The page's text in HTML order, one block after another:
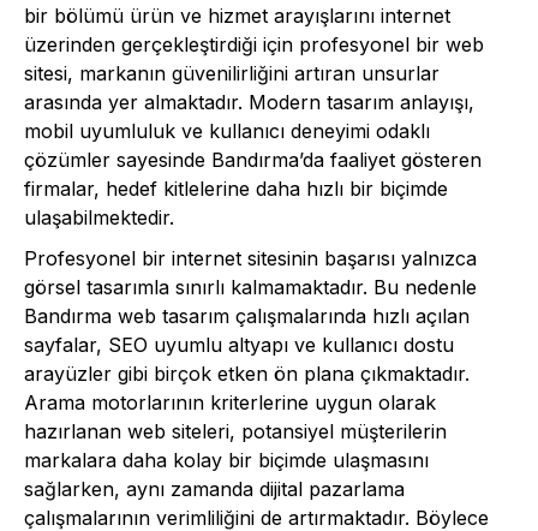
bir bölümü ürün ve hizmet arayışlarını internet
üzerinden gerçekleştirdiği için profesyonel bir web
sitesi, markanın güvenilirliğini artıran unsurlar
arasında yer almaktadır. Modern tasarım anlayışı,
mobil uyumluluk ve kullanıcı deneyimi odaklı
çözümler sayesinde Bandırma’da faaliyet gösteren
firmalar, hedef kitlelerine daha hızlı bir biçimde
ulaşabilmektedir.
Profesyonel bir internet sitesinin başarısı yalnızca
görsel tasarımla sınırlı kalmamaktadır. Bu nedenle
Bandırma web tasarım çalışmalarında hızlı açılan
sayfalar, SEO uyumlu altyapı ve kullanıcı dostu
arayüzler gibi birçok etken ön plana çıkmaktadır.
Arama motorlarının kriterlerine uygun olarak
hazırlanan web siteleri, potansiyel müşterilerin
markalara daha kolay bir biçimde ulaşmasını
sağlarken, aynı zamanda dijital pazarlama
çalışmalarının verimliliğini de artırmaktadır. Böylece